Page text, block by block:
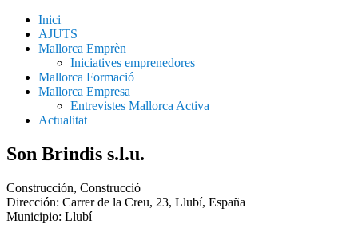
Inici
AJUTS
Mallorca Emprèn
Iniciatives emprenedores
Mallorca Formació
Mallorca Empresa
Entrevistes Mallorca Activa
Actualitat
Son Brindis s.l.u.
Construcción, Construcció
Dirección: Carrer de la Creu, 23, Llubí, España
Municipio: Llubí